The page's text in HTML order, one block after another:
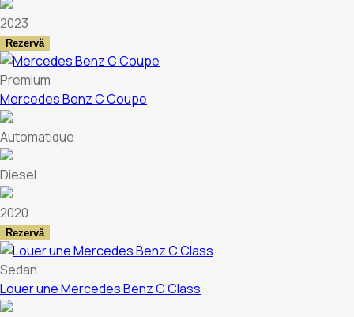
2023
Rezervă
Premium
Mercedes Benz C Coupe
Automatique
Diesel
2020
Rezervă
Sedan
Louer une Mercedes Benz C Class